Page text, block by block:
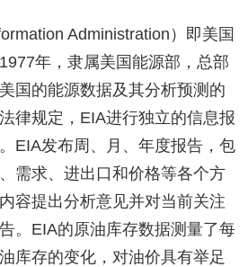
Administration）即美国
年，隶属美国能源部，总部
国的能源数据及其分析预测的
律规定，EIA进行独立的信息报
EIA发布周、月、年度报告，包
需求、进出口和价格等各个方
容提出分析意见并对当前关注
。EIA的原油库存数据测量了每
库存的变化，对油价具有举足